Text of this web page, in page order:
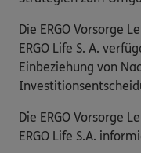
Die ERGO Vorsorge
ERGO Life S. A.
Einbeziehung von
Die ERGO Vorsorge
ERGO Life S.A.